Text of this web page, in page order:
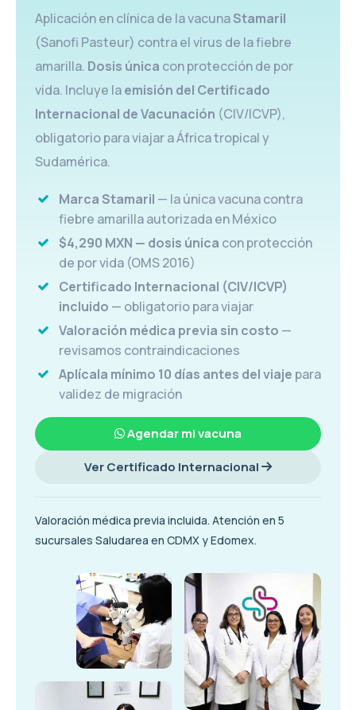
Aplicación en clínica de la vacunaStamaril
(Sanofi Pasteur) contra el virus de la fiebre
amarilla. Dosis única con protección de por
vida. Incluye laemisión del Certificado
Internacional de Vacunación (CIV/ICVP),
obligatorio para viajar a África tropical y
Sudamérica.
Marca Stamaril — la única vacuna contra
fiebre amarilla autorizada en México
$4,290 MXN — dosis única con protección
de por vida (OMS 2016)
Certificado Internacional (CIV/ICVP)
incluido — obligatorio para viajar
Valoración médica previa sin costo —
revisamos contraindicaciones
Aplícala mínimo 10 días antes del viaje para
validez de migración
Agendar mi vacuna
Ver Certificado Internacional
Valoración médica previa incluida. Atención en 5
sucursales Saludarea en CDMX y Edomex.